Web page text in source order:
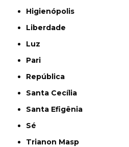
Higienópolis
Liberdade
Luz
Pari
República
Santa Cecília
Santa Efigênia
Sé
Trianon Masp